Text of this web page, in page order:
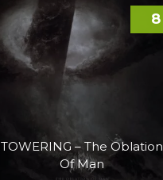
TOWERING – The Oblation
Of Man
8